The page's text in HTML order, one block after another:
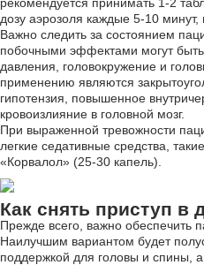
дозу аэрозоля каждые 5-10
Важно следить за состоянием
побочными эффектами могут
давления, головокружение и
применению являются
гипотензия, повышенное
кровоизлияние в головной мозг.
При выраженной тревожности
легкие седативные средства,
«Корвалол» (25-30 капель).
Как снять приступ в
Прежде всего, важно обеспечить
Наилучшим вариантом будет
поддержкой для головы и спины, а